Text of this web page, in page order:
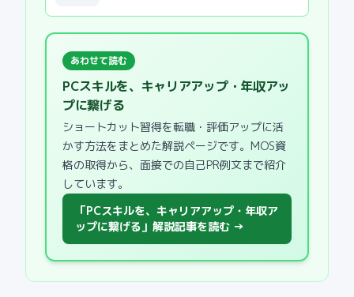
あわせて読む
PCスキルを、キャリアアップ・年収アッ
プに繋げる
ショートカット習得を転職・評価アップに活
かす方法をまとめた解説ページです。MOS資
格の取得から、面接での自己PR例文まで紹介
しています。
「PCスキルを、キャリアアップ・年収ア
ップに繋げる」解説記事を読む →